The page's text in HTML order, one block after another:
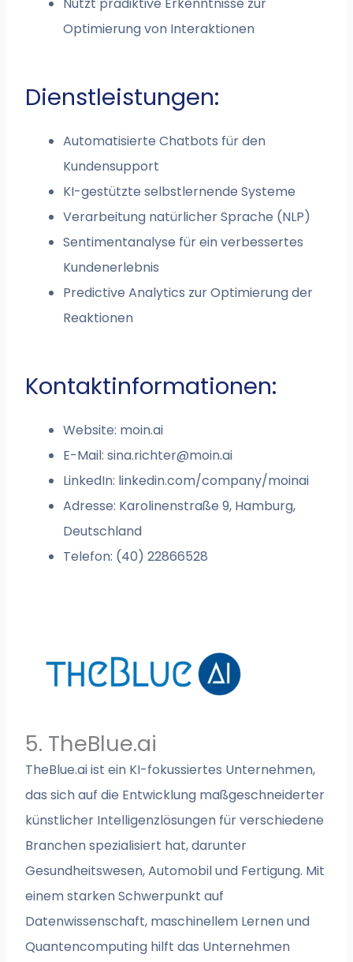
Nutzt prädiktive Erkenntnisse zur
Optimierung von Interaktionen
Dienstleistungen:
Automatisierte Chatbots für den
Kundensupport
KI-gestützte selbstlernende Systeme
Verarbeitung natürlicher Sprache (NLP)
Sentimentanalyse für ein verbessertes
Kundenerlebnis
Predictive Analytics zur Optimierung der
Reaktionen
Kontaktinformationen:
Website: moin.ai
E-Mail:sina.richter@moin.ai
LinkedIn: linkedin.com/company/moinai
Adresse: Karolinenstraße 9, Hamburg,
Deutschland
Telefon: (40) 22866528
5. TheBlue.ai
TheBlue.ai ist ein KI-fokussiertes Unternehmen,
das sich auf die Entwicklung maßgeschneiderter
künstlicher Intelligenzlösungen für verschiedene
Branchen spezialisiert hat, darunter
Gesundheitswesen, Automobil und Fertigung. Mit
einem starken Schwerpunkt auf
Datenwissenschaft, maschinellem Lernen und
Quantencomputing hilft das Unternehmen